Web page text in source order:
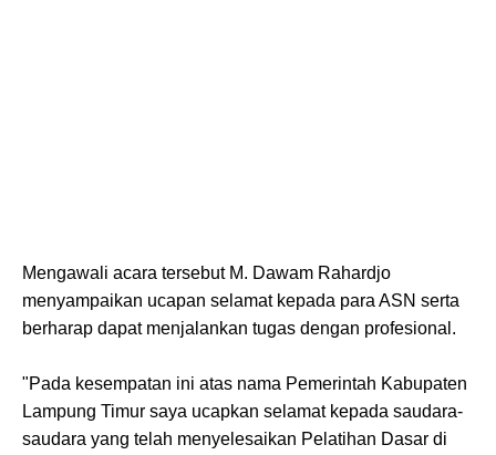
Mengawali acara tersebut M. Dawam Rahardjo
menyampaikan ucapan selamat kepada para ASN serta
berharap dapat menjalankan tugas dengan profesional.
"Pada kesempatan ini atas nama Pemerintah Kabupaten
Lampung Timur saya ucapkan selamat kepada saudara-
saudara yang telah menyelesaikan Pelatihan Dasar di